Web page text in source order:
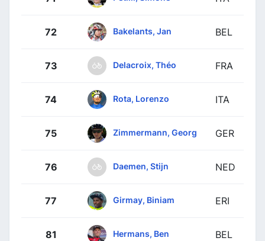
72 Bakelants, Jan BEL
73 Delacroix, Théo FRA
74 Rota, Lorenzo ITA
75 Zimmermann, Georg GER
76 Daemen, Stijn NED
77 Girmay, Biniam ERI
81 Hermans, Ben BEL